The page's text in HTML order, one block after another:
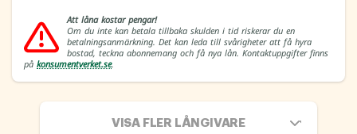
Att låna kostar pengar!
Om du inte kan betala tillbaka skulden i tid riskerar du en
betalningsanmärkning. Det kan leda till svårigheter att få hyra
bostad, teckna abonnemang och få nya lån. Kontaktuppgifter finns
på konsumentverket.se.
VISA FLER LÅNGIVARE